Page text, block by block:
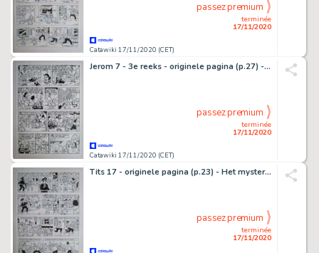
Catawiki 17/11/2020 (CET)
terminée
17/11/2020
passez premium
Jerom 7 - 3e reeks - originele pagina (p.27) - De elfenplaneet - (1983)
Catawiki 17/11/2020 (CET)
terminée
17/11/2020
passez premium
Tits 17 - originele pagina (p.23) - Het mysterieuze parelsnoer - (1982)
terminée
17/11/2020
passez premium